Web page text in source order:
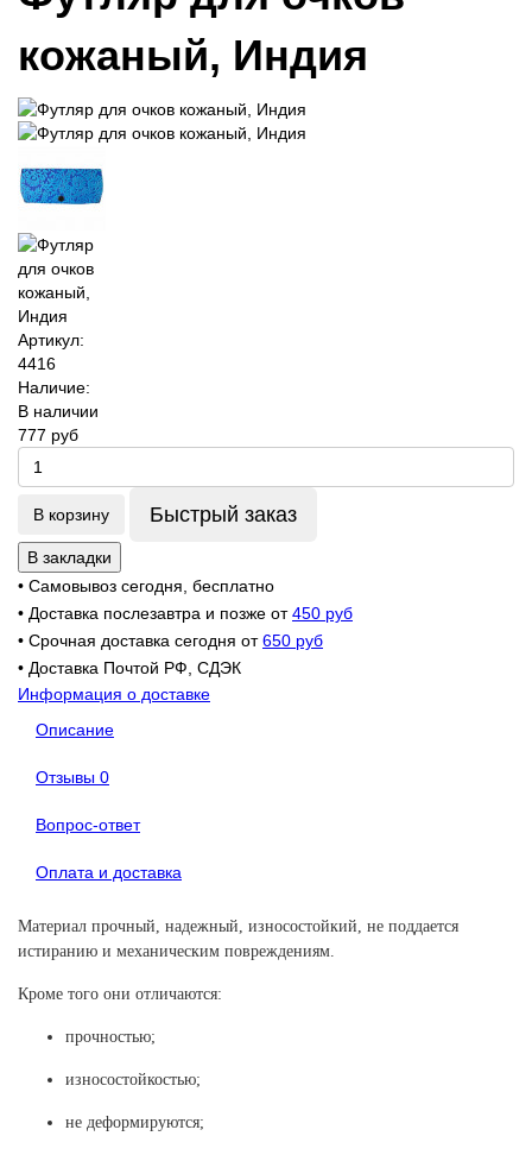
кожаный, Индия
Артикул:
4416
Наличие:
В наличии
777 руб
В корзину Быстрый заказ
В закладки
• Самовывоз сегодня, бесплатно
• Доставка послезавтра и позже от450 руб
• Срочная доставка сегодня от650 руб
• Доставка Почтой РФ, СДЭК
Информация о доставке
Описание
Отзывы 0
Вопрос-ответ
Оплата и доставка
Материал прочный, надежный, износостойкий, не поддается
истиранию и механическим повреждениям.
Кроме того они отличаются:
прочностью;
износостойкостью;
не деформируются;